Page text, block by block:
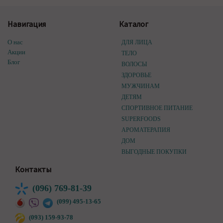
Навигация
О нас
Акции
Блог
Каталог
ДЛЯ ЛИЦА
ТЕЛО
ВОЛОСЫ
ЗДОРОВЬЕ
МУЖЧИНАМ
ДЕТЯМ
СПОРТИВНОЕ ПИТАНИЕ
SUPERFOODS
АРОМАТЕРАПИЯ
ДОМ
ВЫГОДНЫЕ ПОКУПКИ
Контакты
(096) 769-81-39
(099) 495-13-65
(093) 159-93-78